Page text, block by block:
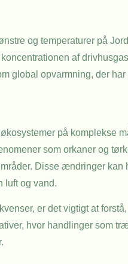
og temperaturer på
af
global opvarmning, der
på komplekse
som orkaner og
Disse ændringer
luft og vand.
er det vigtigt at
hvor handlinger som